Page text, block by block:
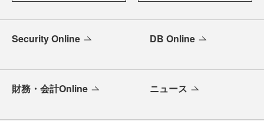
Security Online DB Online
財務・会計Online ニュース